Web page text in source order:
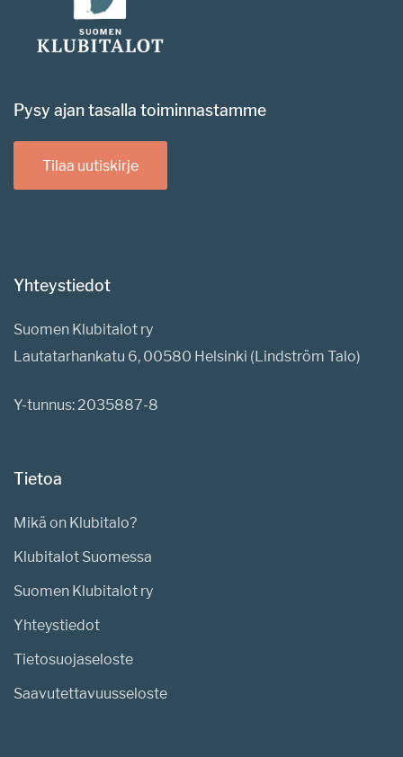
Pysy ajan tasalla toiminnastamme
Tilaa uutiskirje
Yhteystiedot
Suomen Klubitalot ry
Lautatarhankatu 6, 00580 Helsinki (Lindström Talo)
Y-tunnus: 2035887-8
Tietoa
Mikä on Klubitalo?
Klubitalot Suomessa
Suomen Klubitalot ry
Yhteystiedot
Tietosuojaseloste
Saavutettavuusseloste